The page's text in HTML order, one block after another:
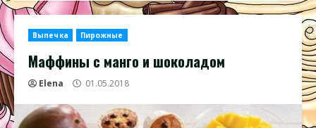
Выпечка Пирожные
Маффины с манго и шоколадом
Elena 01.05.2018